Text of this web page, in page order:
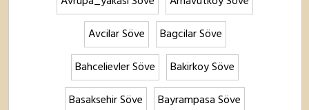
Avcilar Söve
Bagcilar Söve
Bahcelievler Söve
Bakirkoy Söve
Basaksehir Söve
Bayrampasa Söve